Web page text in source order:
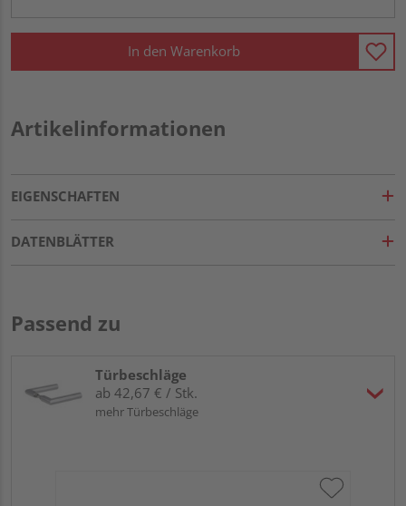
In den Warenkorb
Artikelinformationen
EIGENSCHAFTEN
DATENBLÄTTER
Passend zu
Türbeschläge
ab 42,67 € / Stk.
mehr Türbeschläge